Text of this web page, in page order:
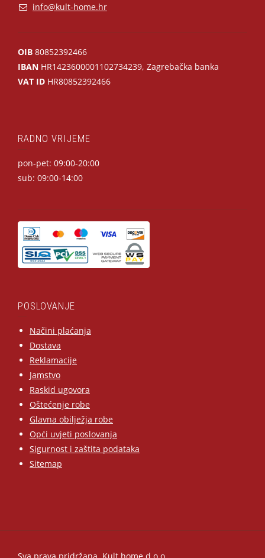
info@kult-home.hr
OIB 80852392466
IBAN HR1423600001102734239, Zagrebačka banka
VAT ID HR80852392466
RADNO VRIJEME
pon-pet: 09:00-20:00
sub: 09:00-14:00
POSLOVANJE
Načini plaćanja
Dostava
Reklamacije
Jamstvo
Raskid ugovora
Oštećenje robe
Glavna obilježja robe
Opći uvjeti poslovanja
Sigurnost i zaštita podataka
Sitemap